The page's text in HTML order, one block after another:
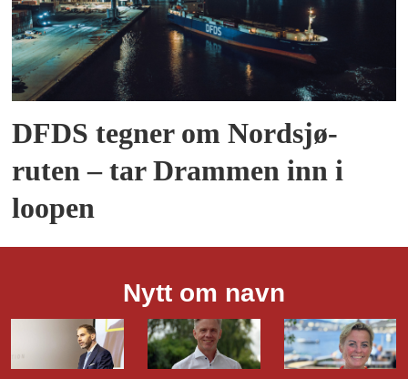
DFDS tegner om Nordsjø-
ruten – tar Drammen inn i
loopen
Nytt om navn